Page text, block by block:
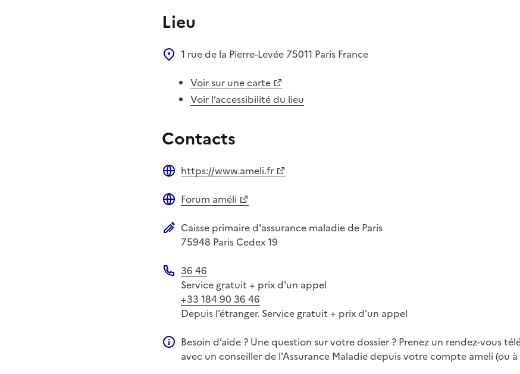
Lieu
1 rue de la Pierre-Levée 75011 Paris France
Voir sur une carte
Voir l’accessibilité du lieu
Contacts
https://www.ameli.fr
Forum améli
Adresse postale
Caisse primaire d'assurance maladie de Paris
75948 Paris Cedex 19
Téléphone
36 46
Service gratuit + prix d'un appel
+33 184 90 36 46
Depuis l’étranger. Service gratuit + prix d’un appel
Information complémentaire
Besoin d’aide ? Une question sur votre dossier ? Prenez un rendez-vous
avec un conseiller de l'Assurance Maladie depuis votre compte ameli (ou